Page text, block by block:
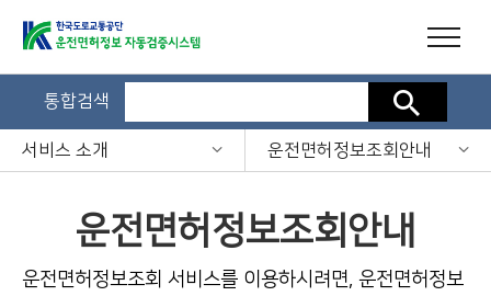
통합검색 검색
서비스 소개 운전면허정보조회안내
운전면허정보조회안내
운전면허정보조회 서비스를 이용하시려면, 운전면허정보